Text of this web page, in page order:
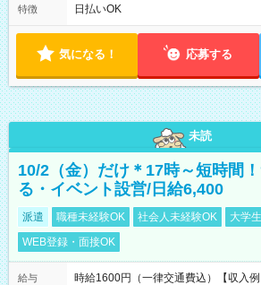
フト！ 残業ほぼナシ（0～5h/月）
特徴 日払いOK
気になる！ 応募する
未読
10/2（金）だけ＊17時～短時間
る・イベント設営/日給6,400
派遣 職種未経験OK 社会人未経験OK 大学
WEB登録・面接OK
給与
時給1600円（一律交通費込）【収入